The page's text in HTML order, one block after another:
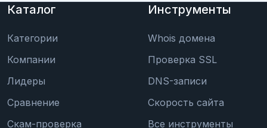
Каталог
Категории
Компании
Лидеры
Сравнение
Скам-проверка
Инструменты
Whois домена
Проверка SSL
DNS-записи
Скорость сайта
Все инструменты